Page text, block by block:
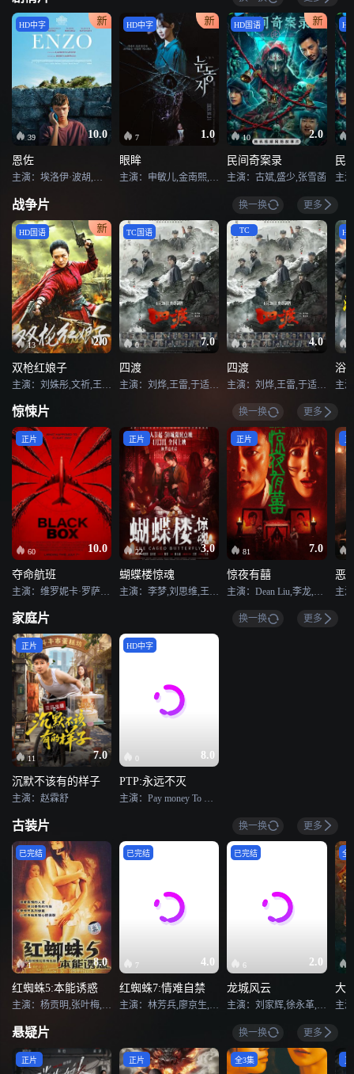
39 10.0
HD中字
恩佐
主演：埃洛伊·波胡,皮耶尔弗兰切斯科·法维诺,埃洛迪·布歇,马克西姆·斯拉文斯基,内森·贾皮,弗拉迪斯拉夫·霍利克,玛洛·赫比齐,菲利普·佩特,查琳·保罗,穆尼尔·马戈姆,罗萨莉·劳尔,朱莉·尼克拉,阿德利尔·索伦特,耶利扎维塔·阿芳妮娜,萨米尔·萨多恩
7 1.0
HD中字
眼眸
主演：申敏儿,金南熙,李承勇,金英雅
10 2.0
HD国语
民间奇案录
主演：古斌,盛少,张雪菡
民
主
战争片 换一换 更多
13 2.0
HD国语
双枪红娘子
0 7.0
TC国语
四渡
0 4.0
TC
四渡 浴
惊悚片 换一换 更多
60 10.0
正片
夺命航班
主演：维罗妮卡·罗萨蒂,乔治娜·雷尼达斯,汤姆·布里特尼,汉娜克·塔波特,Danny·Mac,特蕾莎·森登·加西亚,戴恩·怀特·奥哈拉,莫莉·贝尔·赖特,Anton·Trendafilov,Asa·Ali,Betsy-Blue·English,Krasimir·Ivanov,Ruslana·Stancheva·Ivanova,Vaughn·Johseph,Ivan·Rangelov,Boadicea·Ricketts
22 3.0
正片
蝴蝶楼惊魂
主演：李梦,刘思维,王柠,姜卓君,周铁
81 7.0
正片
惊夜有囍
主演：Dean Liu,李龙,秦牛正威,钱冬旎,王志鹏,王梓薇
正
恶
家庭片 换一换 更多
11 7.0
正片
沉默不该有的样子
主演：赵霖舒
0 8.0
HD中字
PTP:永远不灭
主演：Pay money To my Pain
古装片 换一换 更多
1 8.0
已完结
红蜘蛛5:本能诱惑
主演：杨贡明,张叶梅,安琪,吴先明,王天妮,李亚天
7 4.0
已完结
红蜘蛛7:情难自禁
主演：林芳兵,廖京生,孙松
6 2.0
已完结
龙城风云
主演：刘家辉,徐永革,马可悦,洪波,郑玉龙,刘璐璐,罗文丽,陈祥江,邢文杰
全
大
悬疑片 换一换 更多
正片 正片 全3集 正